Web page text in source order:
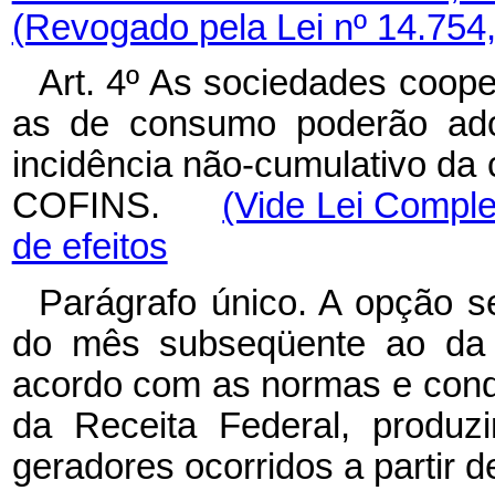
(Revogado pela Lei nº
Art. 4º As sociedades
as de consumo poderão
incidência não-cumulativo
COFINS. (Vide Lei
de efeitos
Parágrafo único. A opção
do mês subseqüente ao
acordo com as normas e
da Receita Federal,
geradores ocorridos a partir